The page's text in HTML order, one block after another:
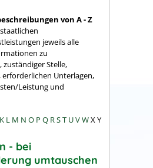
von A - Z
jeweils alle
zu
zuständiger Stelle,
Unterlagen,
Leistung und
K L M N O P Q RST UVWX Y
- bei
umtauschen